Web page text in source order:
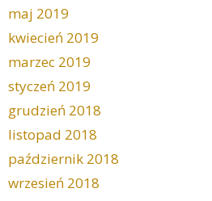
maj 2019
kwiecień 2019
marzec 2019
styczeń 2019
grudzień 2018
listopad 2018
październik 2018
wrzesień 2018